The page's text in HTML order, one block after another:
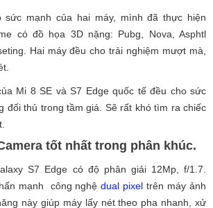
sức mạnh của hai máy, mình đã thực hiện
có đồ họa 3D nặng: Pubg, Nova, Asphtl
Hai máy đều cho trải nghiệm mượt mà,
Mi 8 SE và S7 Edge quốc tế đều cho sức
đối thủ trong tầm giá. Sẽ rất khó tìm ra chiếc
tốt nhất trong phân khúc.
S7 Edge có độ phân giải 12Mp, f/1.7.
mạnh công nghệdual pixel trên máy ảnh
này giúp máy lấy nét theo pha nhanh, xử